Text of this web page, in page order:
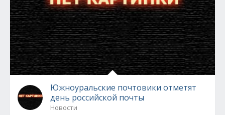
Южноуральские почтовики отметят
день российской почты
Новости